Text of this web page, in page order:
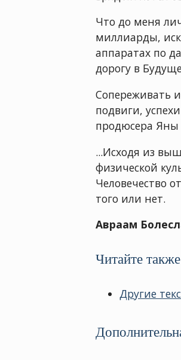
Что до меня
миллиарды,
аппаратах по
дорогу в
Сопереживать
подвиги,
продюсера Яны
...Исходя из
физической
Человечество
того или нет.
Авраам
Читайте
Другие